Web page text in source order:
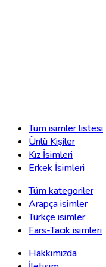
Tüm isimler listesi
Ünlü Kişiler
Kız İsimleri
Erkek İsimleri
Tüm kategoriler
Arapça isimler
Türkçe isimler
Fars-Tacik isimleri
Hakkımızda